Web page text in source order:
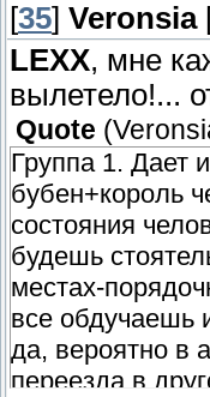
[35] Veronsia
LEXX, мне
вылетело!...
Quote (
Группа 1. Дает
бубен+король
состояния
будешь
местах-
все обдучаешь
да, вероятно в
переезда в